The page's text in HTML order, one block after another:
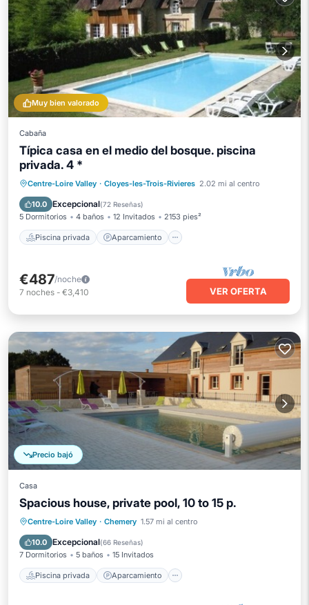
Muy bien valorado
Cabaña
Típica casa en el medio del bosque. piscina
privada. 4 *
Centre-Loire Valley · Cloyes-les-Trois-Rivieres 2.02 mi al centro
10.0 Excepcional(72 Reseñas)
5 Dormitorios 4 baños 12 Invitados 2153 pies²
Piscina privada Aparcamiento
Piscina privada
Aparcamiento
Piscina
Balcón/Terraza
€487/noche
7 noches - €3,410 VER OFERTA
Precio bajó
Casa
Spacious house, private pool, 10 to 15 p.
Centre-Loire Valley · Chemery 1.57 mi al centro
10.0 Excepcional(66 Reseñas)
7 Dormitorios 5 baños 15 Invitados
Piscina privada Aparcamiento
Piscina privada
Aparcamiento
Piscina
Vista al mar